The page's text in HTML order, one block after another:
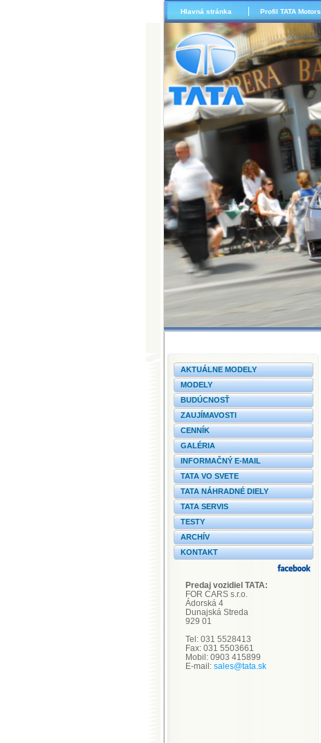
Hlavná stránka Profil TATA Motors
AKTUÁLNE MODELY
MODELY
BUDÚCNOSŤ
ZAUJÍMAVOSTI
CENNÍK
GALÉRIA
INFORMAČNÝ E-MAIL
TATA VO SVETE
TATA NÁHRADNÉ DIELY
TATA SERVIS
TESTY
ARCHÍV
KONTAKT
Predaj vozidiel TATA:
FOR CARS s.r.o.
Ádorská 4
Dunajská Streda
929 01
Tel: 031 5528413
Fax: 031 5503661
Mobil: 0903 415899
E-mail: sales@tata.sk